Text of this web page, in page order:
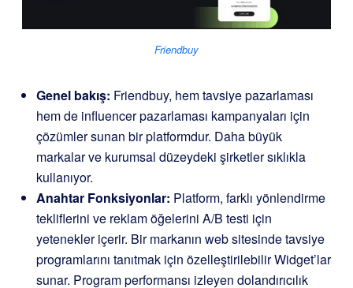
Friendbuy
Genel bakış: Friendbuy, hem tavsiye pazarlaması
hem de influencer pazarlaması kampanyaları için
çözümler sunan bir platformdur. Daha büyük
markalar ve kurumsal düzeydeki şirketler sıklıkla
kullanıyor.
Anahtar Fonksiyonlar: Platform, farklı yönlendirme
tekliflerini ve reklam öğelerini A/B testi için
yetenekler içerir. Bir markanın web sitesinde tavsiye
programlarını tanıtmak için özelleştirilebilir Widget’lar
sunar. Program performansı izleyen dolandırıcılık